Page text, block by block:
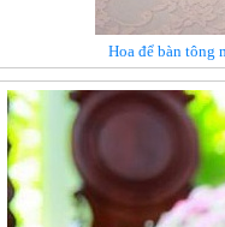
Hoa để bàn tông